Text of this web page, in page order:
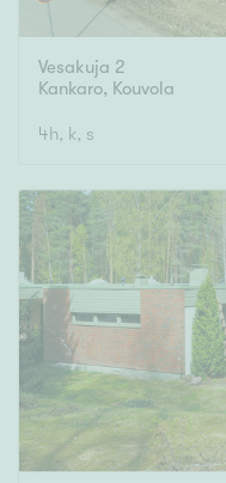
Vesakuja 2
Kankaro, Kouvola
4h, k, s